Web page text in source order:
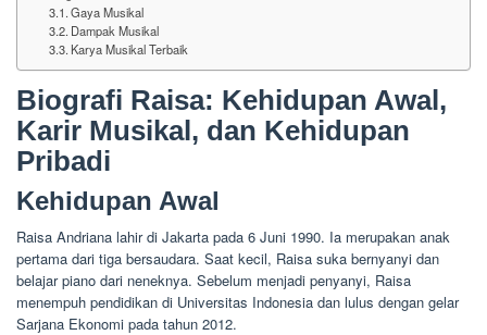
Gaya Musikal
Dampak Musikal
Karya Musikal Terbaik
Biografi Raisa: Kehidupan Awal,
Karir Musikal, dan Kehidupan
Pribadi
Kehidupan Awal
Raisa Andriana lahir di Jakarta pada 6 Juni 1990. Ia merupakan anak
pertama dari tiga bersaudara. Saat kecil, Raisa suka bernyanyi dan
belajar piano dari neneknya. Sebelum menjadi penyanyi, Raisa
menempuh pendidikan di Universitas Indonesia dan lulus dengan gelar
Sarjana Ekonomi pada tahun 2012.